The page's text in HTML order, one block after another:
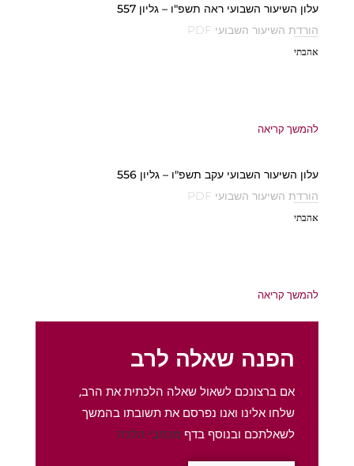
עלון השיעור השבועי ראה תשפ"ו – גליון 557
הורדת השיעור השבועי PDF
אהבתי
להמשך קריאה
עלון השיעור השבועי עקב תשפ"ו – גליון 556
הורדת השיעור השבועי PDF
אהבתי
להמשך קריאה
הפנה שאלה לרב
אם ברצונכם לשאול שאלה הלכתית את הרב,
שלחו אלינו ואנו נפרסם את תשובתו בהמשך
לשאלתכם ובנוסף בדף מכתבי הלכה